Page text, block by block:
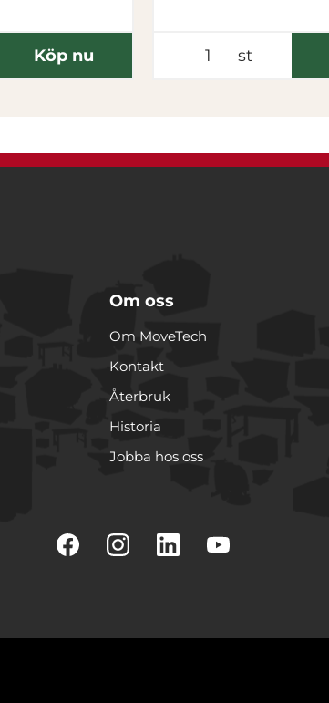
vår trafik. Vi vidarebefordrar även sådana
sociala medier och annons- och analysföretag
Köp nu st
Om oss
Om MoveTech
Kontakt
Återbruk
Historia
Jobba hos oss